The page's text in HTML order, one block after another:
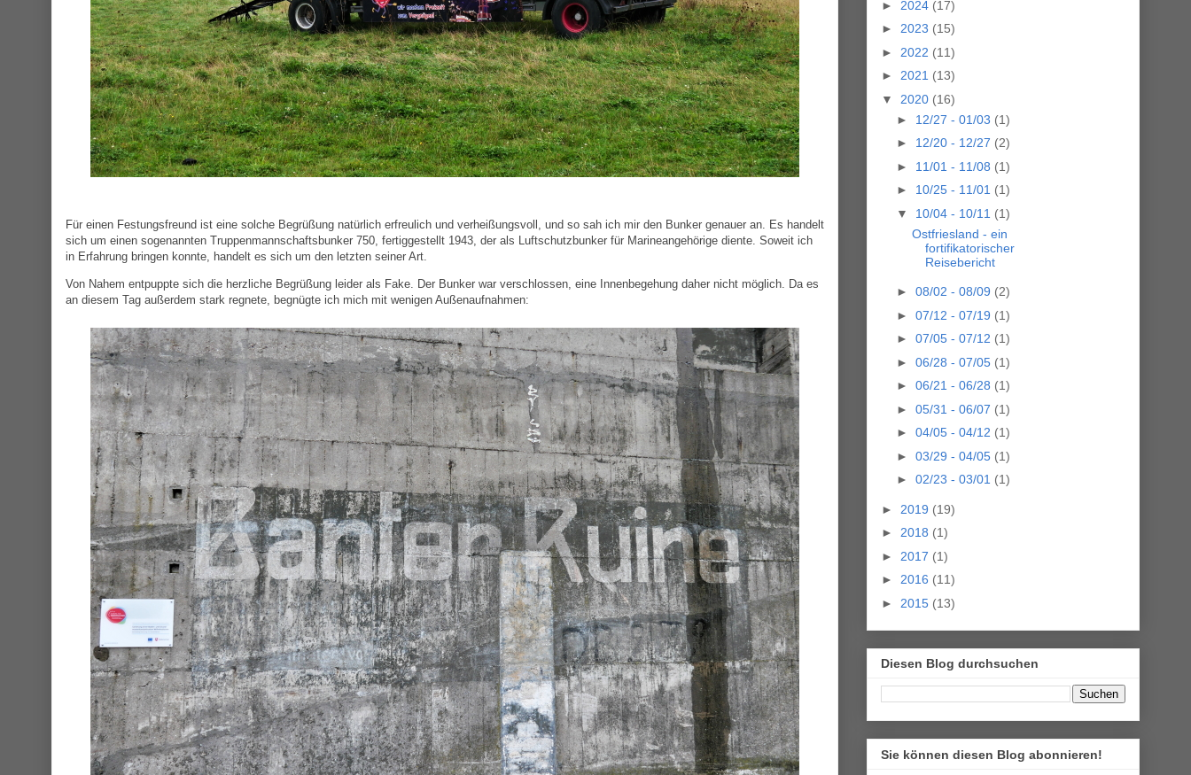
Für einen Festungsfreund ist eine solche Begrüßung natürlich erfreulich und verheißungsvoll, und so sah ich mir den Bunker genauer an. Es handelt
sich um einen sogenannten Truppenmannschaftsbunker 750, fertiggestellt 1943, der als Luftschutzbunker für Marineangehörige diente. Soweit ich
in Erfahrung bringen konnte, handelt es sich um den letzten seiner Art.
Von Nahem entpuppte sich die herzliche Begrüßung leider als Fake. Der Bunker war verschlossen, eine Innenbegehung daher nicht möglich. Da es
an diesem Tag außerdem stark regnete, begnügte ich mich mit wenigen Außenaufnahmen:
► 2024 (17)
► 2023 (15)
► 2022 (11)
► 2021 (13)
▼ 2020 (16)
► 12/27 - 01/03 (1)
► 12/20 - 12/27 (2)
► 11/01 - 11/08 (1)
► 10/25 - 11/01 (1)
▼ 10/04 - 10/11 (1)
Ostfriesland - ein
fortifikatorischer
Reisebericht
► 08/02 - 08/09 (2)
► 07/12 - 07/19 (1)
► 07/05 - 07/12 (1)
► 06/28 - 07/05 (1)
► 06/21 - 06/28 (1)
► 05/31 - 06/07 (1)
► 04/05 - 04/12 (1)
► 03/29 - 04/05 (1)
► 02/23 - 03/01 (1)
► 2019 (19)
► 2018 (1)
► 2017 (1)
► 2016 (11)
► 2015 (13)
Diesen Blog durchsuchen
Sie können diesen Blog abonnieren!